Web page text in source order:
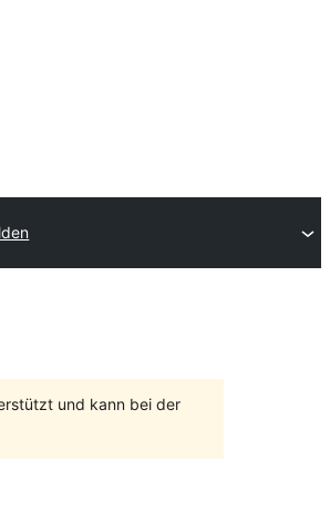
und kann bei der